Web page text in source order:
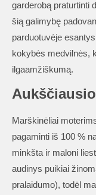
garderobą praturtinti
šią galimybę
parduotuvėje
kokybės medvilnės,
ilgaamžiškumą.
Marškinėliai
pagaminti iš 100 %
minkšta ir maloni
audinys puikiai
pralaidumo), todėl